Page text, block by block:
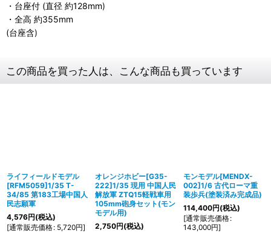
・台座付 (直径 約128mm)
・全高 約355mm
(台座含)
この商品を買った人は、こんな商品も買っています
ライフィールドモデル
[RFM5059]1/35 T-
34/85 第183工場中国人
民志願軍
4,576円(税込)
[通常販売価格: 5,720円]
オレンジホビー[G35-
222]1/35 現用 中国人民
解放軍 ZTQ15軽戦車用
105mm砲身セット(モン
モデル用)
2,750円(税込)
モンモデル[MENDX-
002]1/6 古代ローマ重
装歩兵(塗装済み完成品)
114,400円(税込)
[通常販売価格:
143,000円]